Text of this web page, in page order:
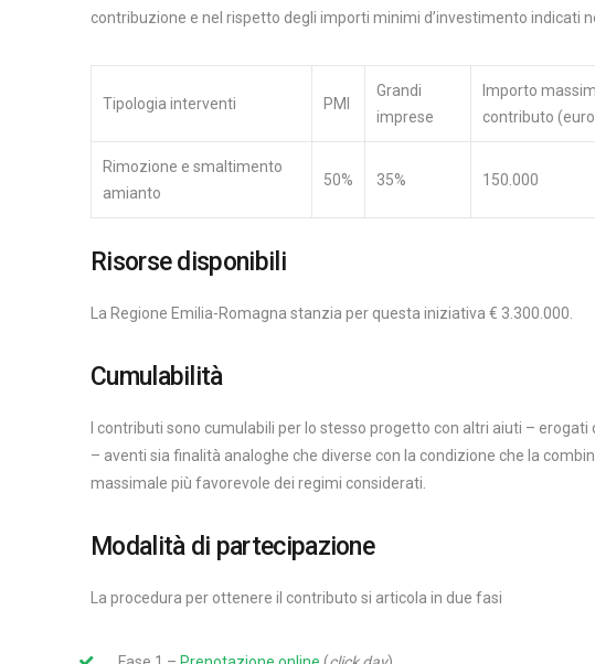
contribuzione e nel rispetto degli importi minimi d’investimento indicati
Tipologia interventi PMI
Grandi
imprese
Importo
contributo
Rimozione e smaltimento
amianto
50% 35% 150.000
Risorse disponibili
La Regione Emilia-Romagna stanzia per questa iniziativa € 3.300.000.
Cumulabilità
I contributi sono cumulabili per lo stesso progetto con altri aiuti –
– aventi sia finalità analoghe che diverse con la condizione che la
massimale più favorevole dei regimi considerati.
Modalità di partecipazione
La procedura per ottenere il contributo si articola in due fasi